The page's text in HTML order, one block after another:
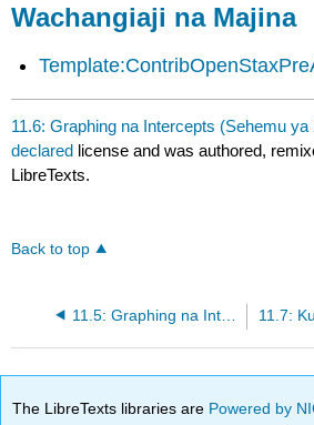
Wachangiaji na Majina
11.6: Graphing na Intercepts (Sehemu ya
declared license and was authored,
LibreTexts.
Back to top
11.5: Graphing na Intercepts (Sehemu ya 1)
The LibreTexts libraries are Powered by